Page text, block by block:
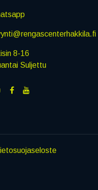
8-16
Suljettu